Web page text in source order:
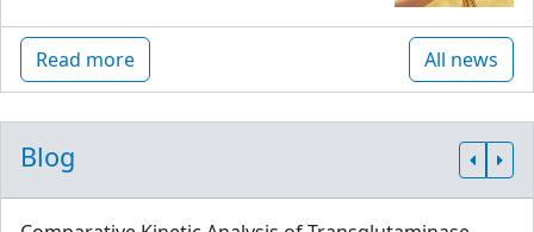
Read more All news
Blog